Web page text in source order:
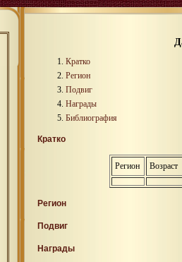
Кратко
Регион
Подвиг
Награды
Библиография
Кратко
Регион Возраст
Регион
Подвиг
Награды